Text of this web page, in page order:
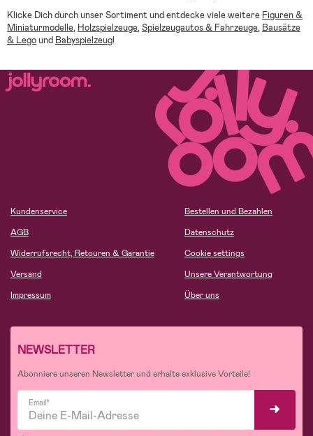
Klicke Dich durch unser Sortiment und entdecke viele weitere Figuren &
Miniaturmodelle, Holzspielzeuge,Spielzeugautos & Fahrzeuge, Bausätze
& Legound Babyspielzeug!
Kundenservice
AGB
Widerrufsrecht, Retouren & Garantie
Versand
Impressum
Bestellen und Bezahlen
Datenschutz
Cookie settings
Unsere Verantwortung
Über uns
NEWSLETTER
Abonniere unseren Newsletter und erhalte exklusive Vorteile!
Email*